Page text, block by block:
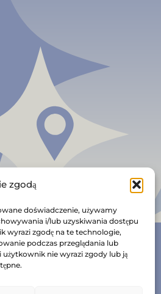
zgodą
doświadczenie, używamy
i/lub uzyskiwania dostępu
wyrazi zgodę na te technologie,
podczas przeglądania lub
nie wyrazi zgody lub ją